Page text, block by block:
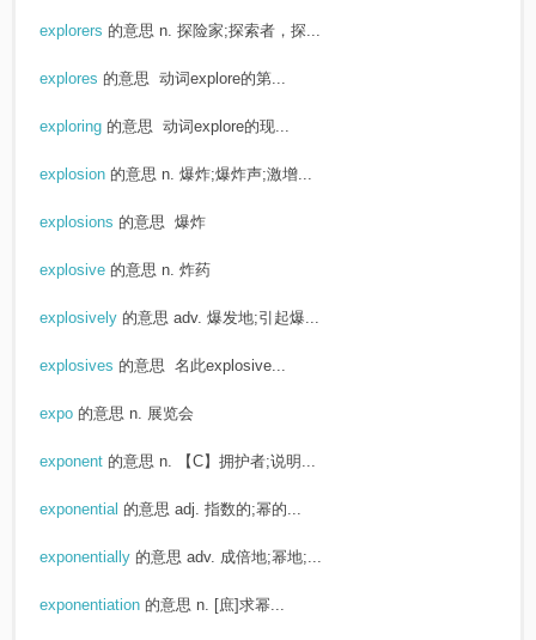
explorers 的意思 n. 探险家;探索者，探...
explores 的意思 动词explore的第...
exploring 的意思 动词explore的现...
explosion 的意思 n. 爆炸;爆炸声;激增...
explosions 的意思 爆炸
explosive 的意思 n. 炸药
explosively 的意思 adv. 爆发地;引起爆...
explosives 的意思 名此explosive...
expo 的意思 n. 展览会
exponent 的意思 n. 【C】拥护者;说明...
exponential 的意思 adj. 指数的;幂的...
exponentially 的意思 adv. 成倍地;幂地;...
exponentiation 的意思 n. [庶]求幂...